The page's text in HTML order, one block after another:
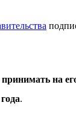
принимать на
.